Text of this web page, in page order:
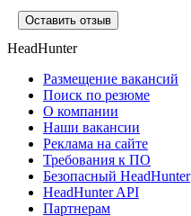
Оставить отзыв
HeadHunter
Размещение вакансий
Поиск по резюме
О компании
Наши вакансии
Реклама на сайте
Требования к ПО
Безопасный HeadHunter
HeadHunter API
Партнерам